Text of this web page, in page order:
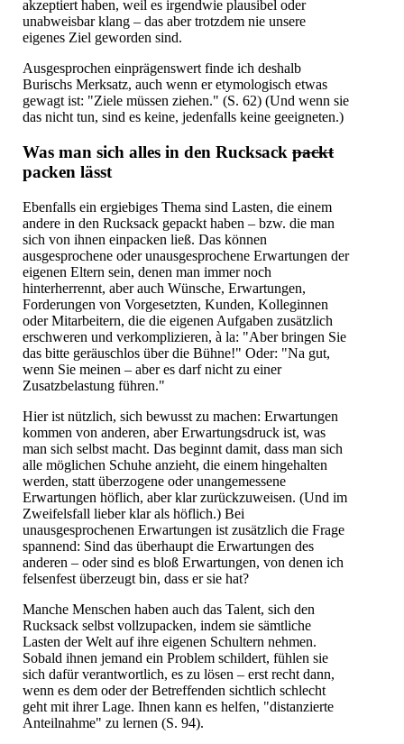
akzeptiert haben, weil es irgendwie plausibel oder
unabweisbar klang – das aber trotzdem nie unsere
eigenes Ziel geworden sind.
Ausgesprochen einprägenswert finde ich deshalb
Burischs Merksatz, auch wenn er etymologisch etwas
gewagt ist: "Ziele müssen ziehen." (S. 62) (Und wenn sie
das nicht tun, sind es keine, jedenfalls keine geeigneten.)
Was man sich alles in den Rucksack packt
packen lässt
Ebenfalls ein ergiebiges Thema sind Lasten, die einem
andere in den Rucksack gepackt haben – bzw. die man
sich von ihnen einpacken ließ. Das können
ausgesprochene oder unausgesprochene Erwartungen der
eigenen Eltern sein, denen man immer noch
hinterherrennt, aber auch Wünsche, Erwartungen,
Forderungen von Vorgesetzten, Kunden, Kolleginnen
oder Mitarbeitern, die die eigenen Aufgaben zusätzlich
erschweren und verkomplizieren, à la: "Aber bringen Sie
das bitte geräuschlos über die Bühne!" Oder: "Na gut,
wenn Sie meinen – aber es darf nicht zu einer
Zusatzbelastung führen."
Hier ist nützlich, sich bewusst zu machen: Erwartungen
kommen von anderen, aber Erwartungsdruck ist, was
man sich selbst macht. Das beginnt damit, dass man sich
alle möglichen Schuhe anzieht, die einem hingehalten
werden, statt überzogene oder unangemessene
Erwartungen höflich, aber klar zurückzuweisen. (Und im
Zweifelsfall lieber klar als höflich.) Bei
unausgesprochenen Erwartungen ist zusätzlich die Frage
spannend: Sind das überhaupt die Erwartungen des
anderen – oder sind es bloß Erwartungen, von denen ich
felsenfest überzeugt bin, dass er sie hat?
Manche Menschen haben auch das Talent, sich den
Rucksack selbst vollzupacken, indem sie sämtliche
Lasten der Welt auf ihre eigenen Schultern nehmen.
Sobald ihnen jemand ein Problem schildert, fühlen sie
sich dafür verantwortlich, es zu lösen – erst recht dann,
wenn es dem oder der Betreffenden sichtlich schlecht
geht mit ihrer Lage. Ihnen kann es helfen, "distanzierte
Anteilnahme" zu lernen (S. 94).